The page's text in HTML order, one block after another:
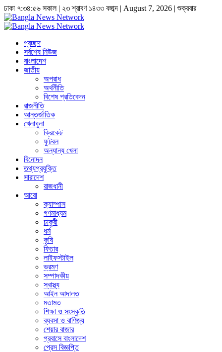
ঢাকা ৭:৩৪:৫৭ সকাল| ২৩ শ্রাবণ ১৪৩৩ বঙ্গাব্দ | August 7, 2026 |শুক্রবার
প্রচ্ছদ
সর্বশেষ নিউজ
বাংলাদেশ
জাতীয়
অপরাধ
অর্থনীতি
বিশেষ প্রতিবেদন
রাজনীতি
আন্তর্জাতিক
খেলাধুলা
ক্রিকেট
ফুটবল
অন্যান্য খেলা
বিনোদন
তথ্যপ্রযুক্তি
সারাদেশ
রাজধানী
আরো
ক্যাম্পাস
গণমাধ্যম
চাকুরী
ধর্ম
কৃষি
ফিচার
লাইফস্টাইল
ভ্রমণ
সম্পাদকীয়
স্বাস্থ্য
আইন আদালত
মতামত
শিক্ষা ও সংস্কৃতি
ব্যবসা ও বাণিজ্য
শেয়ার বাজার
প্রবাসে বাংলাদেশ
প্রেস বিজ্ঞপ্তি